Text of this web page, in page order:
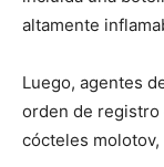
altamente
Luego, agentes
orden de registro
cócteles